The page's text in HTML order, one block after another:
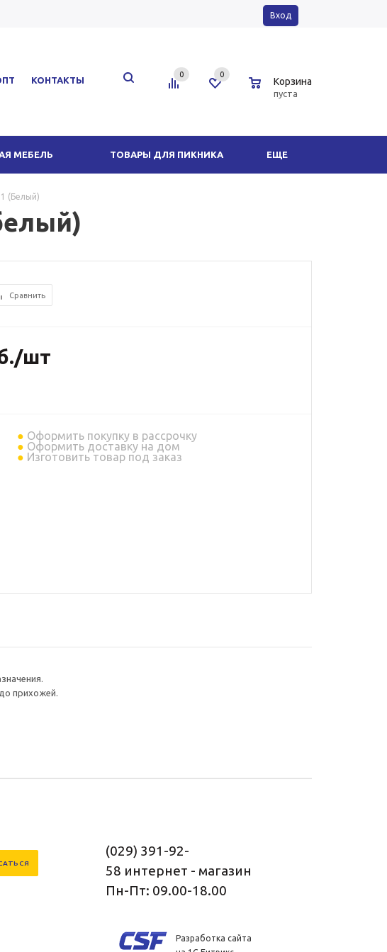
Вход
КОНТАКТЫ
0 0
Корзина
пуста
МЕБЕЛЬ ТОВАРЫ ДЛЯ ПИКНИКА ЕЩЕ
(белый)
Сравнить
/шт
Оформить покупку в рассрочку
Оформить доставку на дом
Изготовить товар под заказ
прихожей.
(029) 391-92-
58 интернет - магазин
Пн-Пт: 09.00-18.00
Разработка сайта